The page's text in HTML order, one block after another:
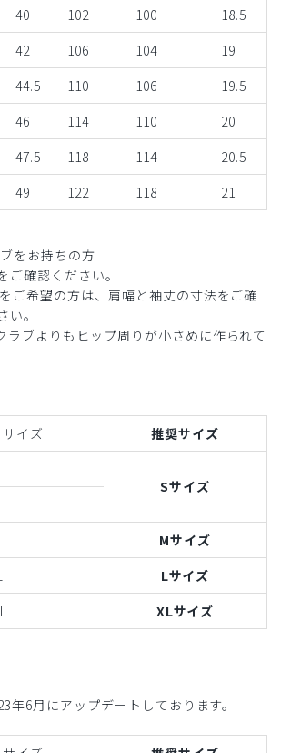
40 102 100
18.5
42 106 104
19
44.5 110 106
19.5
46 114 110
20
47.5 118 114
20.5
49 122 118 21
をお持ちの方
確認ください。
ご希望の方は、肩幅と袖丈の寸法をご確
。
ブよりもヒップ周りが小さめに作られて
イズ
推奨サイズ
Sサイズ
Mサイズ
Lサイズ
XLサイズ
年6月にアップデートしております。